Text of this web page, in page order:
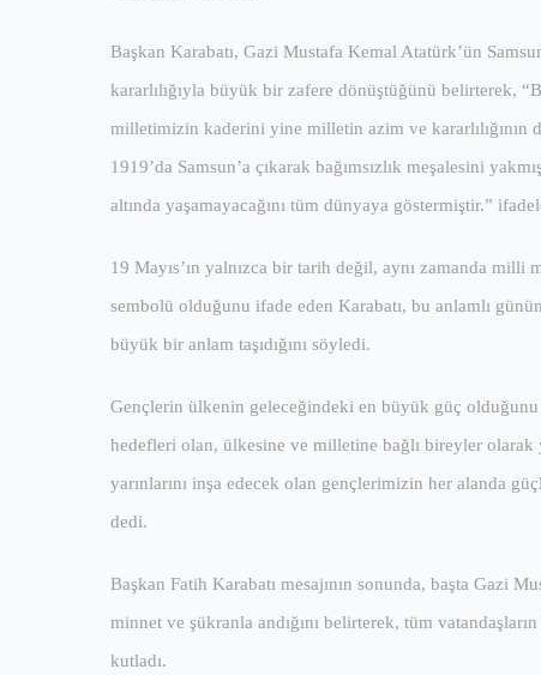
Başkan Karabatı, Gazi Mustafa Kemal Atatürk’ün
kararlılığıyla büyük bir zafere dönüştüğünü belirterek,
milletimizin kaderini yine milletin azim ve kararlılığının
1919’da Samsun’a çıkarak bağımsızlık meşalesini
altında yaşamayacağını tüm dünyaya göstermiştir.”
19 Mayıs’ın yalnızca bir tarih değil, aynı zamanda
sembolü olduğunu ifade eden Karabatı, bu anlamlı
büyük bir anlam taşıdığını söyledi.
Gençlerin ülkenin geleceğindeki en büyük güç
hedefleri olan, ülkesine ve milletine bağlı bireyler
yarınlarını inşa edecek olan gençlerimizin her alanda
dedi.
Başkan Fatih Karabatı mesajının sonunda, başta Gazi
minnet ve şükranla andığını belirterek, tüm
kutladı.